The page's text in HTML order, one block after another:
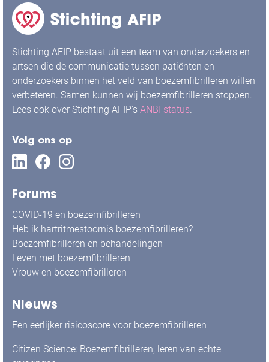
Stichting AFIP bestaat uit een team van onderzoekers en
artsen die de communicatie tussen patiënten en
onderzoekers binnen het veld van boezemfibrilleren willen
verbeteren. Samen kunnen wij boezemfibrilleren stoppen.
Lees ook over Stichting AFIP's ANBI status.
Volg ons op
Forums
COVID-19 en boezemfibrilleren
Heb ik hartritmestoornis boezemfibrilleren?
Boezemfibrilleren en behandelingen
Leven met boezemfibrilleren
Vrouw en boezemfibrilleren
Nieuws
Een eerlijker risicoscore voor boezemfibrilleren
Citizen Science: Boezemfibrilleren, leren van echte